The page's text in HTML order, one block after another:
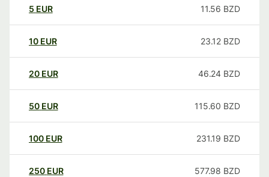
5 EUR 11.56 BZD
10 EUR 23.12 BZD
20 EUR 46.24 BZD
50 EUR 115.60 BZD
100 EUR 231.19 BZD
250 EUR 577.98 BZD